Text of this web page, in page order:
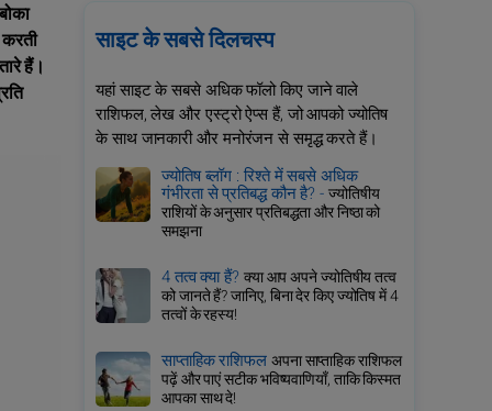
हैं।
साइट के सबसे दिलचस्प
यहां साइट के सबसे अधिक फॉलो किए जाने वाले
राशिफल, लेख और एस्ट्रो ऐप्स हैं, जो आपको ज्योतिष
के साथ जानकारी और मनोरंजन से समृद्ध करते हैं।
ज्योतिष ब्लॉग : रिश्ते में सबसे अधिक
गंभीरता से प्रतिबद्ध कौन है? -ज्योतिषीय
राशियों के अनुसार प्रतिबद्धता और निष्ठा को
समझना
4 तत्व क्या हैं? क्या आप अपने ज्योतिषीय तत्व
को जानते हैं? जानिए, बिना देर किए ज्योतिष में 4
तत्वों के रहस्य!
साप्ताहिक राशिफलअपना साप्ताहिक राशिफल
पढ़ें और पाएं सटीक भविष्यवाणियाँ, ताकि किस्मत
आपका साथ दे!